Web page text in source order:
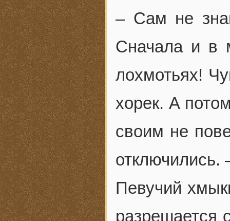
– Сам не
Сначала и в
лохмотьях!
хорек. А
своим не
отключились.
Певучий
разрешается